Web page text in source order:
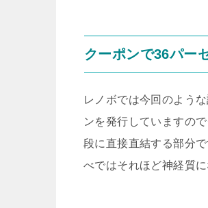
クーポンで36パー
レノボでは今回のよう
ンを発行していますの
段に直接直結する部分
べではそれほど神経質